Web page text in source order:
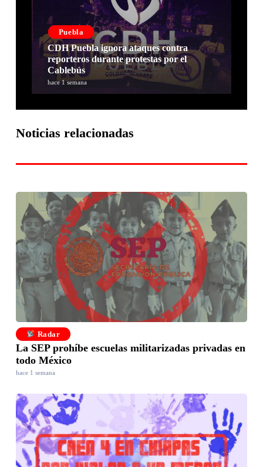
Puebla
CDH Puebla ignora ataques contra
reporteros durante protestas por el
Cablebús
hace 1 semana
Noticias relacionadas
Radar
La SEP prohíbe escuelas militarizadas privadas en
todo México
hace 1 semana